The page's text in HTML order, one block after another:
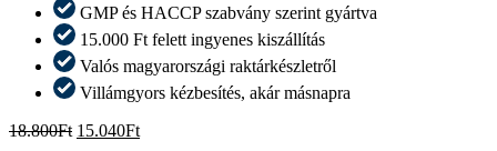
GMP és HACCP szabvány szerint gyártva
15.000 Ft felett ingyenes kiszállítás
Valós magyarországi raktárkészletről​
Villámgyors kézbesítés, akár másnapra​
18.800Ft Original
15.040FtCurrent